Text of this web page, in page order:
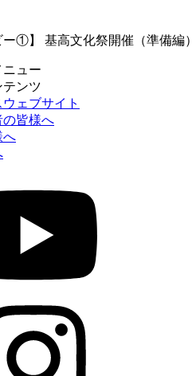
ー①】 基高文化祭開催（準備編）
ュー
テンツ
ェブサイト
の皆様へ
へ